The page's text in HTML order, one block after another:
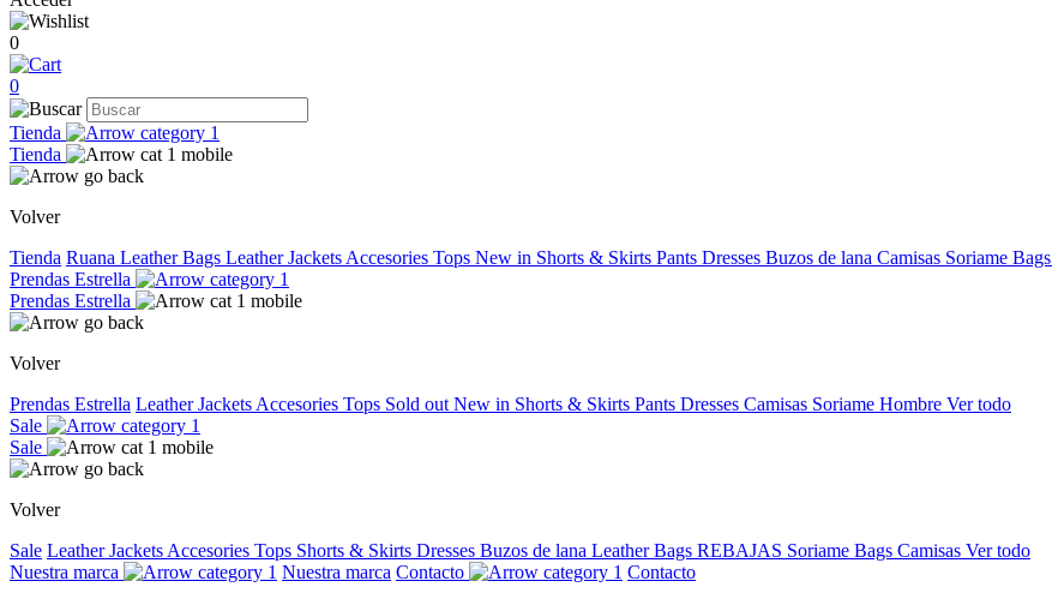
0
0
Tienda
Tienda
Volver
Tienda Ruana Leather Bags Leather Jackets Accesories Tops New in Shorts & Skirts Pants Dresses Buzos de lana Camisas Soriame Bags
Prendas Estrella
Prendas Estrella
Volver
Prendas Estrella Leather Jackets Accesories Tops Sold out New in Shorts & Skirts Pants Dresses Camisas Soriame Hombre Ver todo
Sale
Sale
Volver
Sale Leather Jackets Accesories Tops Shorts & Skirts Dresses Buzos de lana Leather Bags REBAJAS Soriame Bags Camisas Ver todo
Nuestra marca
Nuestra marca Contacto
Contacto